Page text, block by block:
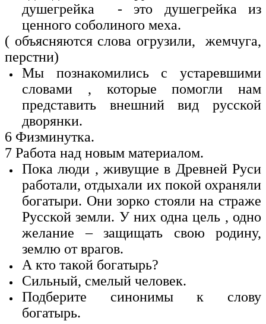
душегрейка - это душегрейка из
ценного соболиного меха.
( объясняются слова огрузили, жемчуга,
перстни)
Мы познакомились с устаревшими
словами , которые помогли нам
представить внешний вид русской
дворянки.
6 Физминутка.
7 Работа над новым материалом.
Пока люди , живущие в Древней Руси
работали, отдыхали их покой охраняли
богатыри. Они зорко стояли на страже
Русской земли. У них одна цель , одно
желание – защищать свою родину,
землю от врагов.
А кто такой богатырь?
Сильный, смелый человек.
Подберите синонимы к слову
богатырь.